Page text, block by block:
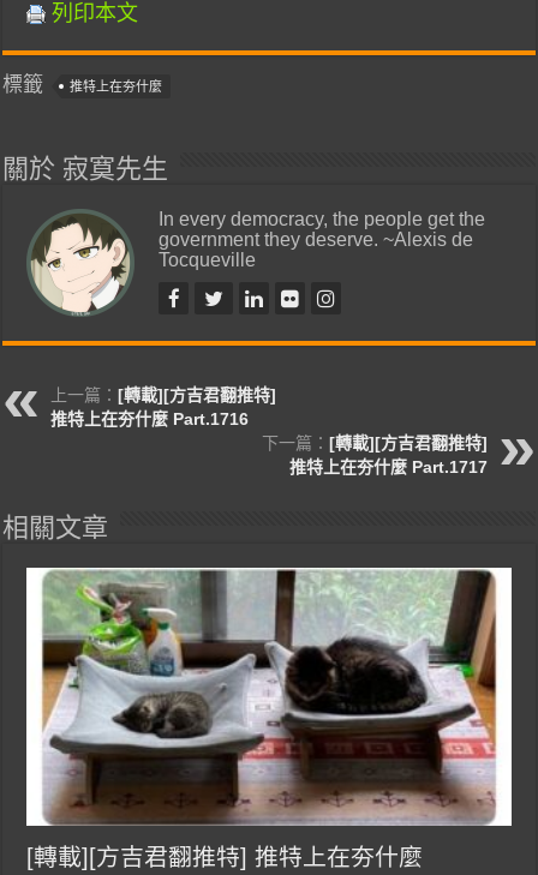
列印本文
標籤 推特上在夯什麼
關於 寂寞先生
In every democracy, the people get the
government they deserve. ~Alexis de
Tocqueville
上一篇：[轉載][方吉君翻推特]
推特上在夯什麼 Part.1716
下一篇： [轉載][方吉君翻推特]
推特上在夯什麼 Part.1717
相關文章
[轉載][方吉君翻推特] 推特上在夯什麼